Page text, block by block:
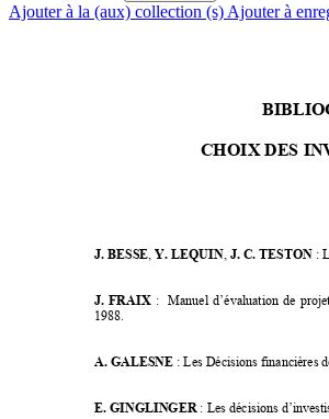
Ajouter à la (aux) collection (s) Ajouter à
CHOIX DES
J. BESSE, Y. LEQUIN, J. C. TESTON :
J. FRAIX :  Manuel d’évaluation de
1988.
A. GALESNE : Les Décisions financières
E. GINGLINGER : Les décisions